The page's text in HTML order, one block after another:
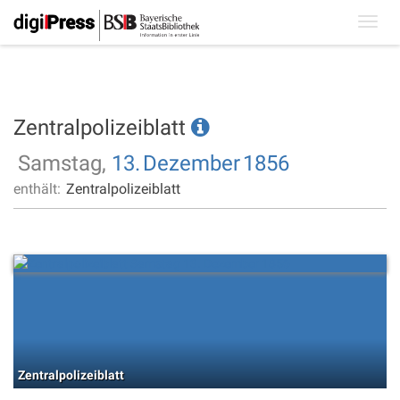
Zentralpolizeiblatt
Samstag, 13. Dezember1856
enthält: Zentralpolizeiblatt
Zentralpolizeiblatt